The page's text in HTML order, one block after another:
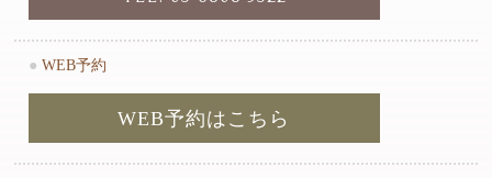
● WEB予約
WEB予約はこちら